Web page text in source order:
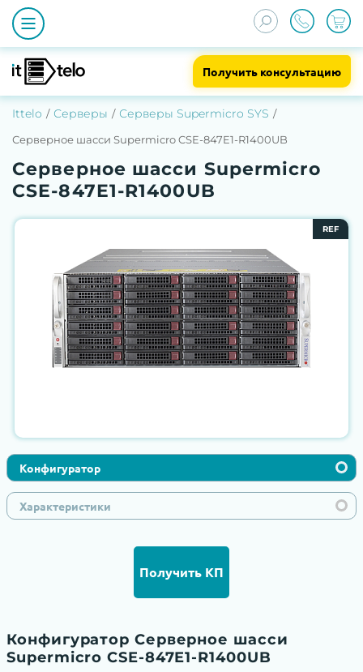
Получить консультацию
Ittelo Серверы Серверы Supermicro SYS
Серверное шасси Supermicro CSE-847E1-R1400UB
Серверное шасси Supermicro
CSE-847E1-R1400UB
REF
Конфигуратор
Характеристики
Получить КП
Конфигуратор Серверное шасси
Supermicro CSE-847E1-R1400UB